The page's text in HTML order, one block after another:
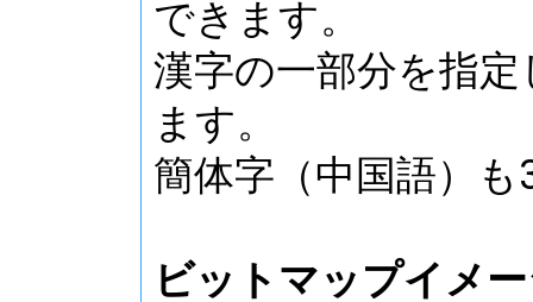
できます。
漢字の一部分を指
ます。
簡体字（中国語）
ビットマップイメ